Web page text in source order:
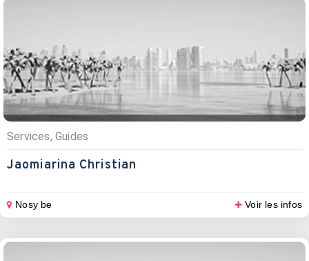
Services, Guides
Jaomiarina Christian
Nosy be Voir les infos